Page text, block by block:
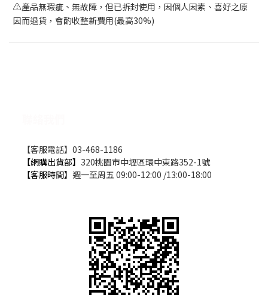
⚠️產品無瑕疵、無故障，但已拆封使用，因個人因素、喜好之原
因而退貨，會酌收整新費用(最高30%)
【客服電話】03-468-1186
【網購出貨部】 320桃園市中壢區環中東路352-1號
【客服時間】 週一至周五 09:00-12:00 /13:00-18:00